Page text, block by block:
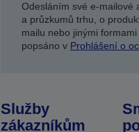
Odesláním své e-mailové
a průzkumů trhu, o
mailu nebo jinými
popsáno v Prohlášení o
Služby
zákazníkům